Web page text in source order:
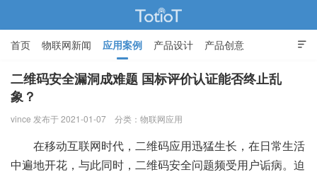
物联网的那些事 - Totiot

首页 物联网新闻 应用案例 产品设计 产品创意
智能家居
二维码安全漏洞成难题 国标评价认证能否终止乱
象？
vince 发布于 2021-01-07 分类： 物联网应用
在移动互联网时代，二维码应用迅猛生长，在日常生活
中遍地开花，与此同时，二维码安全问题频受用户诟病。迫